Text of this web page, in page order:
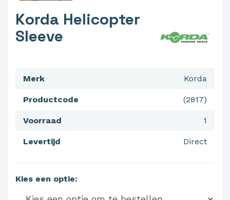
Korda Helicopter
Sleeve
Korda
Merk
(2817)
Productcode
1
Voorraad
Direct
Levertijd
Kies een optie: